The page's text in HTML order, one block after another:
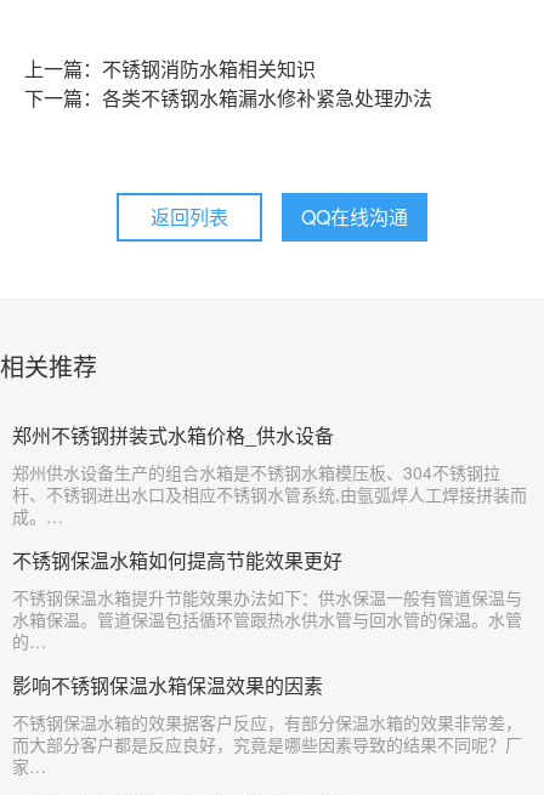
上一篇：不锈钢消防水箱相关知识
下一篇：各类不锈钢水箱漏水修补紧急处理办法
返回列表 QQ在线沟通
相关推荐
郑州不锈钢拼装式水箱价格_供水设备
​郑州供水设备生产的组合水箱是不锈钢水箱模压板、304不锈钢拉
杆、不锈钢进出水口及相应不锈钢水管系统,由氩弧焊人工焊接拼装而
成。…
不锈钢保温水箱如何提高节能效果更好
​不锈钢保温水箱提升节能效果办法如下：供水保温一般有管道保温与
水箱保温。管道保温包括循环管跟热水供水管与回水管的保温。水管
的…
影响不锈钢保温水箱保温效果的因素
​不锈钢保温水箱的效果据客户反应，有部分保温水箱的效果非常差，
而大部分客户都是反应良好，究竟是哪些因素导致的结果不同呢？厂
家…